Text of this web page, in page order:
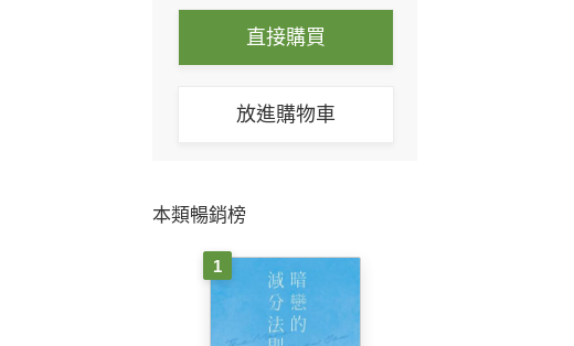
直接購買
放進購物車
本類暢銷榜
1